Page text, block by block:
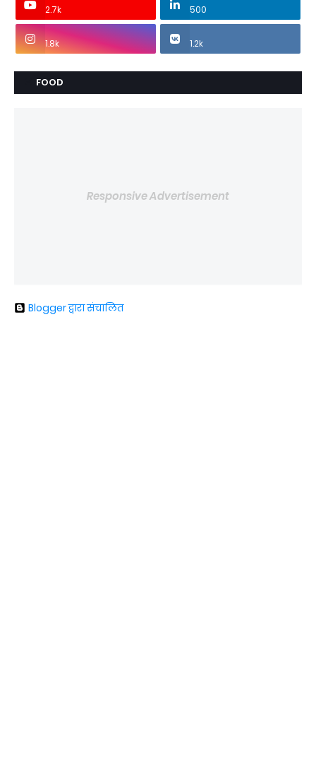
2.7k 500
1.8k 1.2k
FOOD
Responsive Advertisement
Blogger द्वारा संचालित